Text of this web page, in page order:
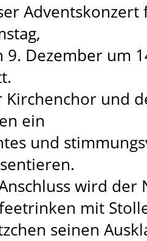
Adventskonzert
9. Dezember um
Kirchenchor und
ein
und
wird
mit
seinen